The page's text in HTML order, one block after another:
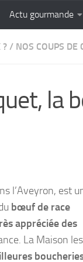
SANS
Actu gourmande
? / NOS COUPS DE
la
l’Aveyron, est
bœuf de race
appréciée des
La Maison